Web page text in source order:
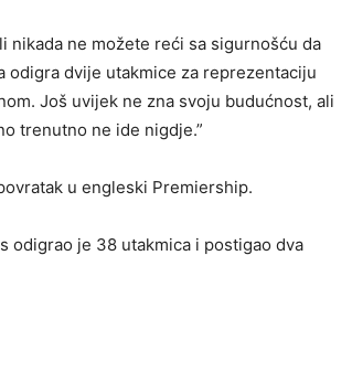
nikada ne možete reći sa sigurnošću da
odigra dvije utakmice za reprezentaciju
Još uvijek ne zna svoju budućnost, ali
trenutno ne ide nigdje.”
u engleski Premiership.
odigrao je 38 utakmica i postigao dva